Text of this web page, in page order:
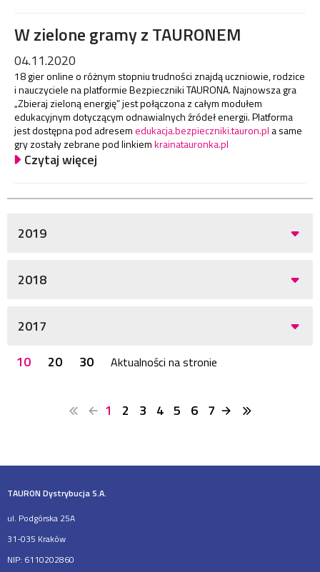
W zielone gramy z TAURONEM
04.11.2020
18 gier online o różnym stopniu trudności znajdą uczniowie, rodzice
i nauczyciele na platformie Bezpieczniki TAURONA. Najnowsza gra
„Zbieraj zieloną energię” jest połączona z całym modułem
edukacyjnym dotyczącym odnawialnych źródeł energii. Platforma
jest dostępna pod adresemedukacja.bezpieczniki.tauron.pl a same
gry zostały zebrane pod linkiemkrainatauronka.pl
Czytaj więcej
2019
2018
2017
10
20 30 Aktualności na stronie
1 2 3 4 5 6 7
TAURON Dystrybucja S.A.
ul. Podgórska 25A
31-035 Kraków
NIP: 6110202860